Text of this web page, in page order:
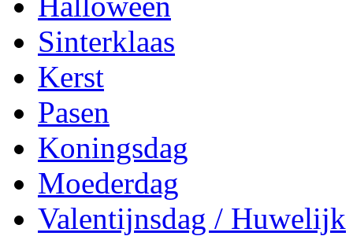
Sinterklaas
Kerst
Pasen
Koningsdag
Moederdag
Valentijnsdag / Huwelijk